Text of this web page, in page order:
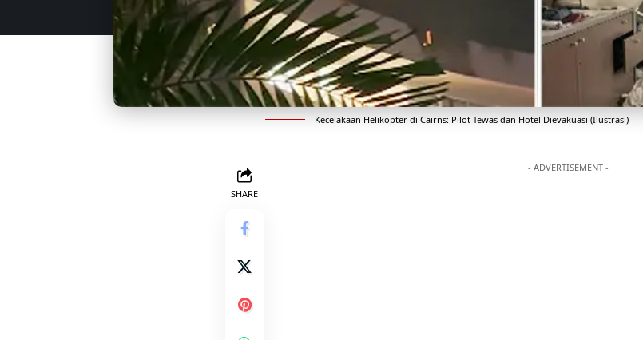
Kecelakaan Helikopter di Cairns: Pilot Tewas dan Hotel Dievakuasi (Ilustrasi)
SHARE
- ADVERTISEMENT -